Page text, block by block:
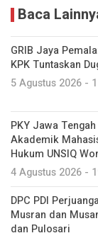
Baca
GRIB Jaya
KPK Tuntaskan
5 Agustus 2026 -
PKY Jawa
Akademik
Hukum UNSIQ
4 Agustus 2026 -
DPC PDI
Musran dan
dan Pulosari